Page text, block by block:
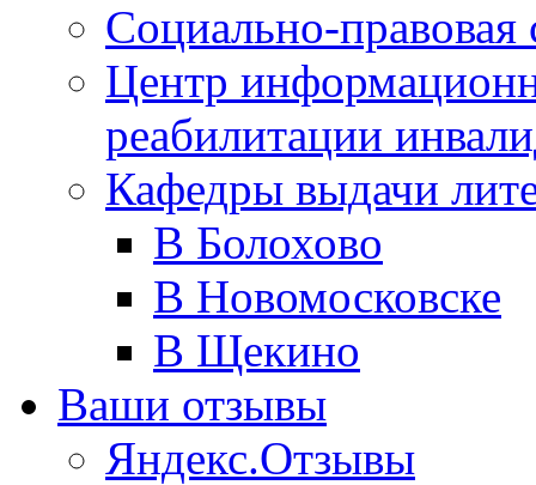
Социально-правовая
Центр
реабилитации
Кафедры выдачи
В Болохово
В Новомосковске
В Щекино
Ваши отзывы
Яндекс.Отзывы